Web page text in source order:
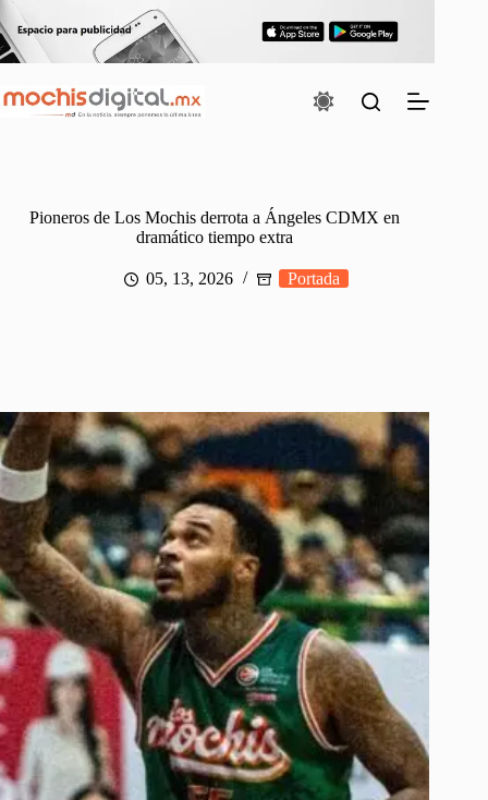
Saltar
al
contenido
Pioneros de Los Mochis derrota a Ángeles CDMX en
dramático tiempo extra
05, 13, 2026 Portada